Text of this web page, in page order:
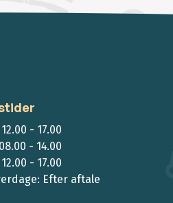
- 17.00
- 14.00
- 17.00
Efter aftale